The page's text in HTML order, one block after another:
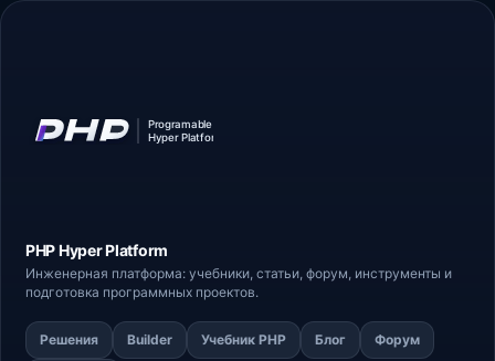
PHP HyperPlatform
Инженерная платформа: учебники, статьи, форум , инструменты и
подготовка программных проектов.
Решения Builder Учебник PHP Блог Форум